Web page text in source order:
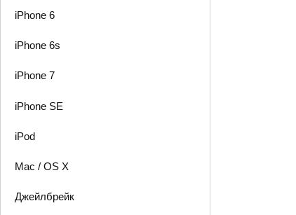
iPhone 6
iPhone 6s
iPhone 7
iPhone SE
iPod
Mac / OS X
Джейлбрейк